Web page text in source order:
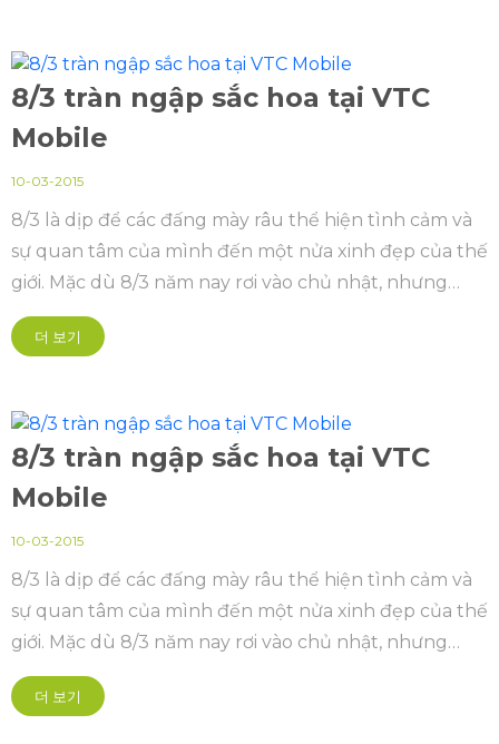
8/3 tràn ngập sắc hoa tại VTC
Mobile
10-03-2015
8/3 là dịp để các đấng mày râu thể hiện tình cảm và
sự quan tâm của mình đến một nửa xinh đẹp của thế
giới. Mặc dù 8/3 năm nay rơi vào chủ nhật, nhưng
không vì thế mà ngày Quốc tế phụ nữ bị lãng quên
tại VTC Mobile...
더 보기
8/3 tràn ngập sắc hoa tại VTC
Mobile
10-03-2015
8/3 là dịp để các đấng mày râu thể hiện tình cảm và
sự quan tâm của mình đến một nửa xinh đẹp của thế
giới. Mặc dù 8/3 năm nay rơi vào chủ nhật, nhưng
không vì thế mà ngày Quốc tế phụ nữ bị lãng quên
tại VTC Mobile...
더 보기